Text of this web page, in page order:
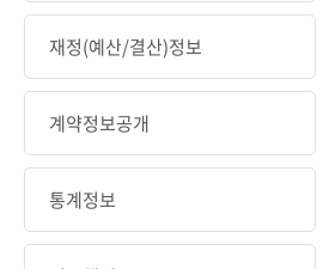
재정(예산/결산)정보
계약정보공개
통계정보